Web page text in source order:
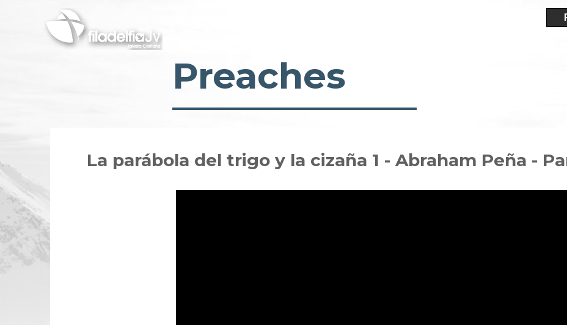
Preaches
La parábola del trigo y la cizaña 1 - Abraham Peña -